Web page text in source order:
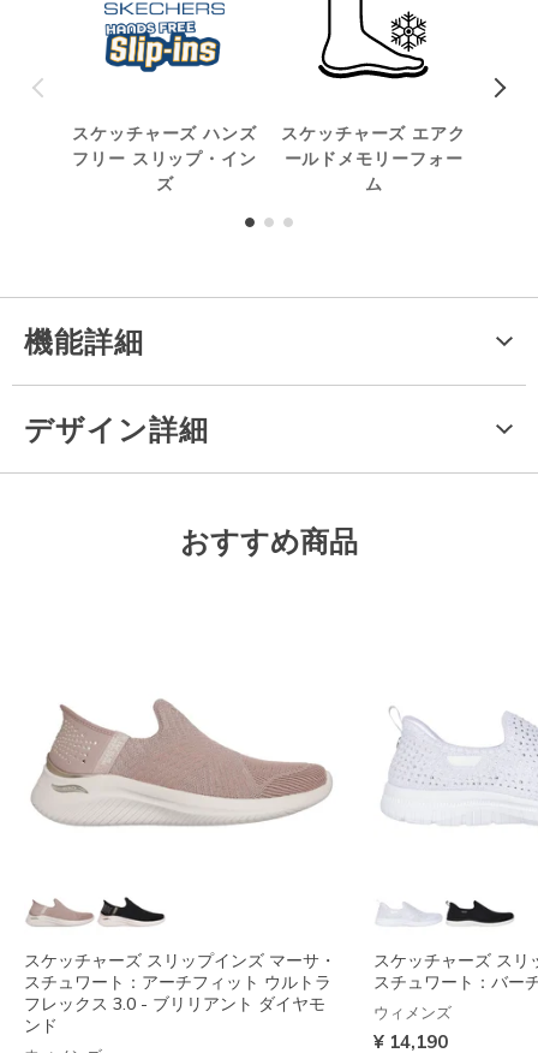
スケッチャーズ ハンズ
フリー スリップ・イン
ズ
スケッチャーズ エアク
ールドメモリーフォー
ム
機能詳細
デザイン詳細
おすすめ商品
スケッチャーズ スリップインズ マーサ・
スチュワート：アーチフィット ウルトラ
フレックス 3.0 - ブリリアント ダイヤモ
ンド
スケッチャーズ スリ
スチュワート：バー
ウィメンズ
¥ 14,190